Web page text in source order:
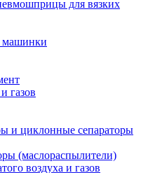
для вязких
машинки
газов
и циклонные сепараторы
(маслораспылители)
воздуха и газов